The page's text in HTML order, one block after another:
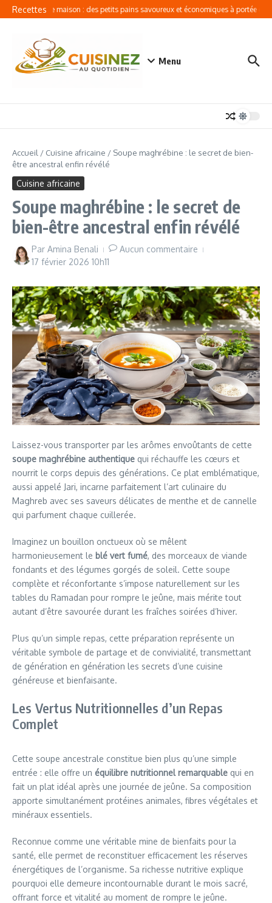
Aller au contenu
Recettes
Boulangerie maison : des petits pains savoureux et économiques à portée de
Menu
Accueil / Cuisine africaine / Soupe maghrébine : le secret de bien-
être ancestral enfin révélé
Cuisine africaine
Soupe maghrébine : le secret de
bien-être ancestral enfin révélé
Par Amina Benali
Aucun commentaire
17 février 2026 10h11
Laissez-vous transporter par les arômes envoûtants de cette
soupe maghrébine authentique qui réchauffe les cœurs et
nourrit le corps depuis des générations. Ce plat emblématique,
aussi appelé Jari, incarne parfaitement l’art culinaire du
Maghreb avec ses saveurs délicates de menthe et de cannelle
qui parfument chaque cuillerée.
Imaginez un bouillon onctueux où se mêlent
harmonieusement le blé vert fumé, des morceaux de viande
fondants et des légumes gorgés de soleil. Cette soupe
complète et réconfortante s’impose naturellement sur les
tables du Ramadan pour rompre le jeûne, mais mérite tout
autant d’être savourée durant les fraîches soirées d’hiver.
Plus qu’un simple repas, cette préparation représente un
véritable symbole de partage et de convivialité, transmettant
de génération en génération les secrets d’une cuisine
généreuse et bienfaisante.
Les Vertus Nutritionnelles d’un Repas
Complet
Cette soupe ancestrale constitue bien plus qu’une simple
entrée : elle offre un équilibre nutritionnel remarquable qui en
fait un plat idéal après une journée de jeûne. Sa composition
apporte simultanément protéines animales, fibres végétales et
minéraux essentiels.
Reconnue comme une véritable mine de bienfaits pour la
santé, elle permet de reconstituer efficacement les réserves
énergétiques de l’organisme. Sa richesse nutritive explique
pourquoi elle demeure incontournable durant le mois sacré,
offrant force et vitalité au moment de rompre le jeûne.